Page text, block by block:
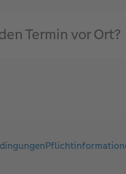
Termin vor Ort?